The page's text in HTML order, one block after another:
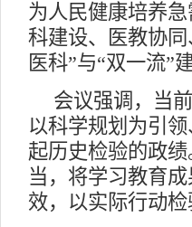
为人民健康培养
科建设、医教协
医科”与“双一流”
会议强调，当
以科学规划为引
起历史检验的政
当，将学习教育
效，以实际行动检